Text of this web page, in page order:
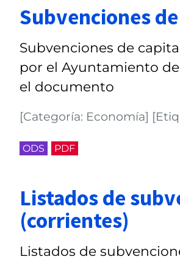
Subvenciones
Subvenciones de
por el Ayuntamiento
el documento
[Categoría: Economía]
ODS PDF
Listados de
(corrientes)
Listados de